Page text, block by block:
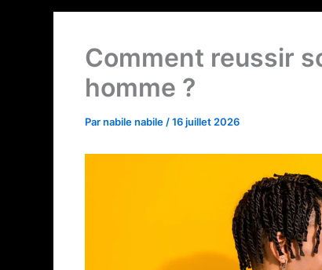
Comment reussir
homme ?
Parnabile nabile /16 juillet 2026